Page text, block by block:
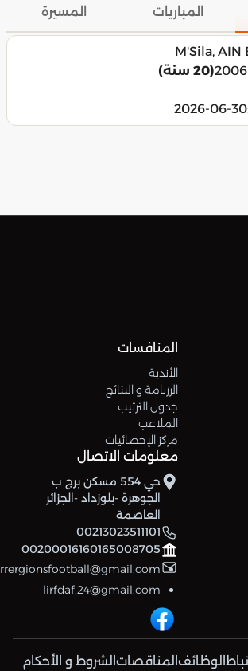
المباريات المسيرة
M'Sila, AIN
(20 سنة)
2026-06-30
المنافسات
الأندية
الرزنامة و النتائج
جدول الترتيب
الملاعب
مركز الإحصائيات
معلومات الاتصال
حي 554 مسكن برج ب
الجوهرة -بلوزداد -الجزائر
العاصمة
00213023511101
00200016160165008705
lirfdaf.24@gmail.com
الوظائف المناقصات الشروط و الأحكام